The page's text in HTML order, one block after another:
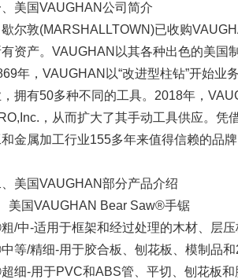
美国VAUGHAN公司简介
尔敦(MARSHALLTOWN)已收购
资产。VAUGHAN以其各种出色的美国
年，VAUGHAN以“改进型柱钻”开始业
拥有50多种不同的工具。2018年，
，从而扩大了其手动工具供应。凭
金属加工行业155多年来值得信赖的品牌
美国VAUGHAN部分产品介绍
美国VAUGHAN Bear Saw®手锯
/中-适用于框架和经过处理的木材、层
等/精细-用于胶合板、刨花板、模制品
细-用于PVC和ABS管、平切、刨花板